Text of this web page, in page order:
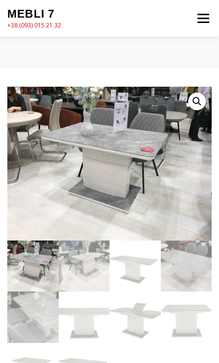
вмісту
MEBLI 7
+38 (093) 015 21 32
Меню
КОНТАКТИ ОФОРМЛЕННЯ ЗАМОВЛЕННЯ